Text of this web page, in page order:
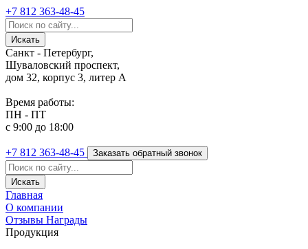
+7 812 363-48-45
Санкт - Петербург,
Шуваловский проспект,
дом 32, корпус 3, литер А
Время работы:
ПН - ПТ
с 9:00 до 18:00
+7 812 363-48-45 Заказать обратный звонок
Главная
О компании
Отзывы Награды
Продукция